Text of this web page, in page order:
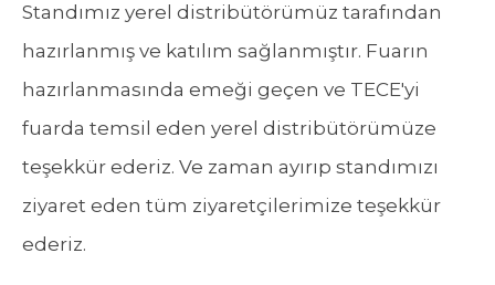
Standımız yerel distribütörümüz tarafından
hazırlanmış ve katılım sağlanmıştır. Fuarın
hazırlanmasında emeği geçen ve TECE'yi
fuarda temsil eden yerel distribütörümüze
teşekkür ederiz. Ve zaman ayırıp standımızı
ziyaret eden tüm ziyaretçilerimize teşekkür
ederiz.